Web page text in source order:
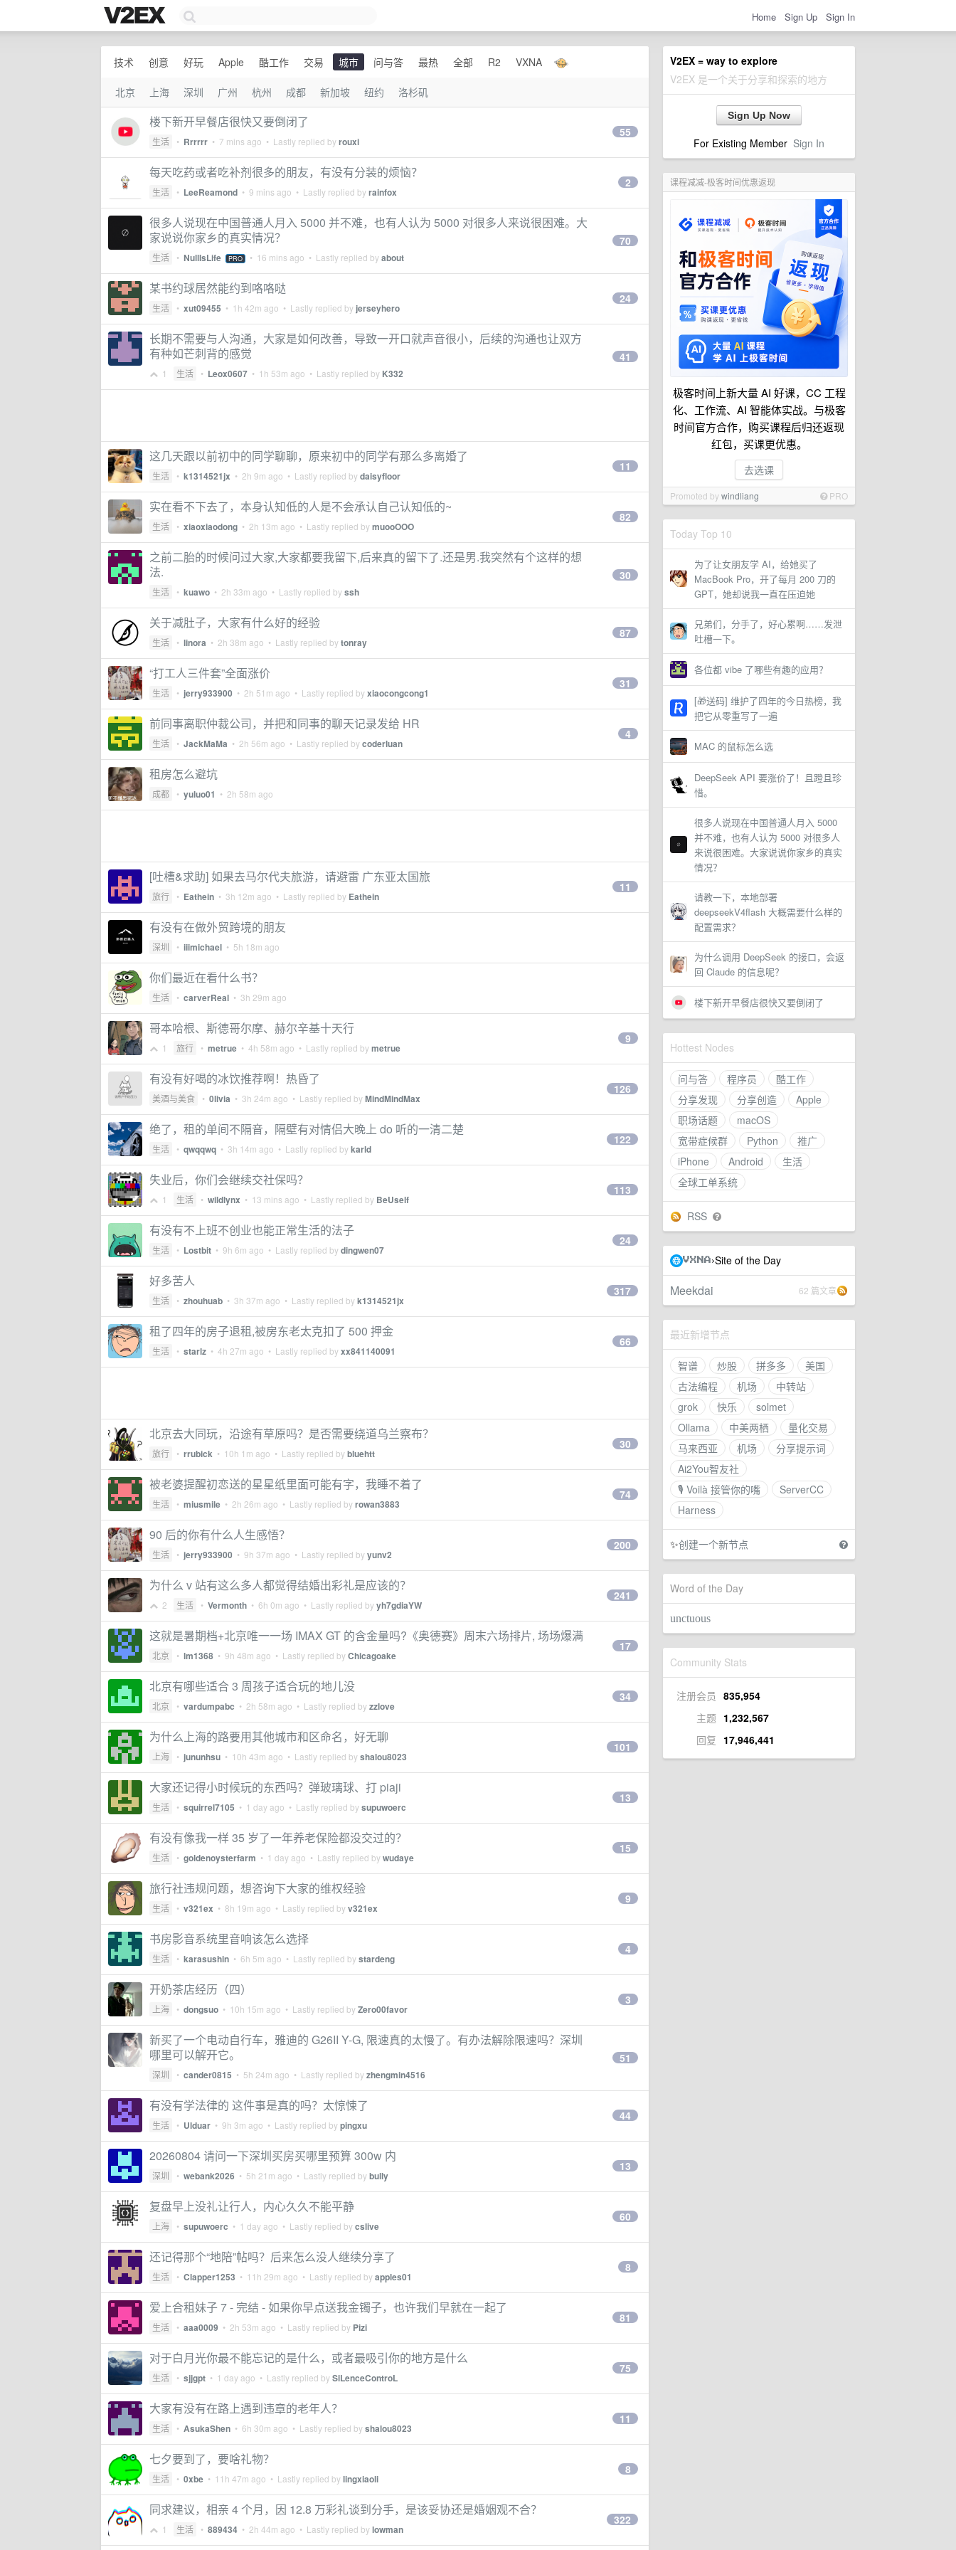
Home Sign Up Sign In
V2EX = way to explore
V2EX 是一个关于分享和探索的地方
Sign Up Now
For Existing Member Sign In
课程减减-极客时间优惠返现
极客时间上新大量 AI 好课，CC 工程
化、工作流、AI 智能体实战。与极客
时间官方合作，购买课程后归还返现
红包，买课更优惠。
去选课
Promoted bywindliang PRO
Today Top 10
为了让女朋友学 AI，给她买了
MacBook Pro，开了每月 200 刀的
GPT，她却说我一直在压迫她
兄弟们，分手了，好心累啊……发泄
吐槽一下。
各位都 vibe 了哪些有趣的应用？
[🎁送码] 维护了四年的今日热榜，我
把它从零重写了一遍
MAC 的鼠标怎么选
DeepSeek API 要涨价了！且蹬且珍
惜。
很多人说现在中国普通人月入 5000
并不难，也有人认为 5000 对很多人
来说很困难。大家说说你家乡的真实
情况？
请教一下，本地部署
deepseekV4flash 大概需要什么样的
配置需求？
为什么调用 DeepSeek 的接口，会返
回 Claude 的信息呢？
楼下新开早餐店很快又要倒闭了
Hottest Nodes
问与答 程序员
酷工作
分享发现
分享创造
Apple
职场话题
macOS
宽带症候群
Python
推广
iPhone
Android
生活
全球工单系统
RSS
VXNA ›Site of the Day
Meekdai 62 篇文章
最近新增节点
智谱 炒股 拼多多
美国
古法编程
机场
中转站
grok
快乐
solmet
Ollama
中美两栖
量化交易
马来西亚
机场
分享提示词
Ai2You智友社
🎙 Voilà 接管你的嘴
ServerCC
Harness
✨创建一个新节点
Word of the Day
unctuous
Community Stats
注册会员 835,954
主题 1,232,567
回复 17,946,441
技术 创意 好玩 Apple 酷工作 交易 城市 问与答 最热 全部 R2 VXNA
北京 上海 深圳 广州 杭州 成都 新加坡 纽约 洛杉矶
楼下新开早餐店很快又要倒闭了
生活 • Rrrrrr • 7 mins ago • Lastly replied byrouxi
55
每天吃药或者吃补剂很多的朋友，有没有分装的烦恼？
生活 • LeeReamond • 9 mins ago • Lastly replied byrainfox
2
很多人说现在中国普通人月入 5000 并不难，也有人认为 5000 对很多人来说很困难。大
家说说你家乡的真实情况？
生活 • NullIsLife PRO • 16 mins ago • Lastly replied byabout
70
某书约球居然能约到咯咯哒
生活 • xut09455 • 1h 42m ago • Lastly replied by jerseyhero
24
长期不需要与人沟通，大家是如何改善，导致一开口就声音很小，后续的沟通也让双方
有种如芒刺背的感觉
1 生活 • Leox0607 • 1h 53m ago • Lastly replied by K332
41
这几天跟以前初中的同学聊聊，原来初中的同学有那么多离婚了
生活 • k1314521jx • 2h 9m ago • Lastly replied bydaisyfloor
11
实在看不下去了，本身认知低的人是不会承认自己认知低的~
生活 • xiaoxiaodong • 2h 13m ago • Lastly replied bymuooOOO
82
之前二胎的时候问过大家,大家都要我留下,后来真的留下了.还是男.我突然有个这样的想
法.
生活 • kuawo • 2h 33m ago • Lastly replied byssh
30
关于减肚子，大家有什么好的经验
生活 • linora • 2h 38m ago • Lastly replied bytonray
87
“打工人三件套”全面涨价
生活 • jerry933900 • 2h 51m ago • Lastly replied byxiaocongcong1
31
前同事离职仲裁公司，并把和同事的聊天记录发给 HR
生活 • JackMaMa • 2h 56m ago • Lastly replied bycoderluan
4
租房怎么避坑
成都 • yuluo01 • 2h 58m ago
[吐槽&求助] 如果去马尔代夫旅游，请避雷 广东亚太国旅
旅行 • Eathein • 3h 12m ago • Lastly replied by Eathein
11
有没有在做外贸跨境的朋友
深圳 • iiimichael • 5h 18m ago
你们最近在看什么书？
生活 • carverReal • 3h 29m ago
哥本哈根、斯德哥尔摩、赫尔辛基十天行
1 旅行 • metrue • 4h 58m ago • Lastly replied bymetrue
9
有没有好喝的冰饮推荐啊！热昏了
美酒与美食 • 0livia • 3h 24m ago • Lastly replied byMindMindMax
126
绝了，租的单间不隔音，隔壁有对情侣大晚上 do 听的一清二楚
生活 • qwqqwq • 3h 14m ago • Lastly replied bykarld
122
失业后，你们会继续交社保吗？
1 生活 • wildlynx • 13 mins ago • Lastly replied by BeUself
113
有没有不上班不创业也能正常生活的法子
生活 • Lostbit • 9h 6m ago • Lastly replied bydingwen07
24
好多苦人
生活 • zhouhuab • 3h 37m ago • Lastly replied byk1314521jx
317
租了四年的房子退租,被房东老太克扣了 500 押金
生活 • starlz • 4h 27m ago • Lastly replied byxx841140091
66
北京去大同玩，沿途有草原吗？是否需要绕道乌兰察布？
旅行 • rrubick • 10h 1m ago • Lastly replied bybluehtt
30
被老婆提醒初恋送的星星纸里面可能有字，我睡不着了
生活 • miusmile • 2h 26m ago • Lastly replied byrowan3883
74
90 后的你有什么人生感悟？
生活 • jerry933900 • 9h 37m ago • Lastly replied byyunv2
200
为什么 v 站有这么多人都觉得结婚出彩礼是应该的？
2 生活 • Vermonth • 6h 0m ago • Lastly replied byyh7gdiaYW
241
这就是暑期档+北京唯一一场 IMAX GT 的含金量吗?《奥德赛》周末六场排片, 场场爆满
北京 • lm1368 • 9h 48m ago • Lastly replied byChicagoake
17
北京有哪些适合 3 周孩子适合玩的地儿没
北京 • vardumpabc • 2h 58m ago • Lastly replied byzzlove
34
为什么上海的路要用其他城市和区命名，好无聊
上海 • jununhsu • 10h 43m ago • Lastly replied byshalou8023
101
大家还记得小时候玩的东西吗？弹玻璃球、打 piaji
生活 • squirrel7105 • 1 day ago • Lastly replied bysupuwoerc
13
有没有像我一样 35 岁了一年养老保险都没交过的？
生活 • goldenoysterfarm • 1 day ago • Lastly replied bywudaye
15
旅行社违规问题，想咨询下大家的维权经验
生活 • v321ex • 8h 19m ago • Lastly replied byv321ex
9
书房影音系统里音响该怎么选择
生活 • karasushin • 6h 5m ago • Lastly replied bystardeng
4
开奶茶店经历（四）
上海 • dongsuo • 10h 15m ago • Lastly replied byZero00favor
3
新买了一个电动自行车，雅迪的 G26II Y-G, 限速真的太慢了。有办法解除限速吗？深圳
哪里可以解开它。
深圳 • cander0815 • 5h 24m ago • Lastly replied byzhengmin4516
51
有没有学法律的 这件事是真的吗？太惊悚了
生活 • Ulduar • 9h 3m ago • Lastly replied bypingxu
44
20260804 请问一下深圳买房买哪里预算 300w 内
深圳 • webank2026 • 5h 21m ago • Lastly replied bybully
13
复盘早上没礼让行人，内心久久不能平静
上海 • supuwoerc • 1 day ago • Lastly replied bycslive
60
还记得那个“地陪”帖吗？后来怎么没人继续分享了
生活 • Clapper1253 • 11h 29m ago • Lastly replied byapples01
8
爱上合租妹子 7 - 完结 - 如果你早点送我金镯子，也许我们早就在一起了
生活 • aaa0009 • 2h 53m ago • Lastly replied by Pizi
81
对于白月光你最不能忘记的是什么，或者最吸引你的地方是什么
生活 • sjjgpt • 1 day ago • Lastly replied bySiLenceControL
75
大家有没有在路上遇到违章的老年人？
生活 • AsukaShen • 6h 30m ago • Lastly replied byshalou8023
11
七夕要到了，要啥礼物？
生活 • 0xbe • 11h 47m ago • Lastly replied bylingxiaoli
8
同求建议，相亲 4 个月，因 12.8 万彩礼谈到分手，是该妥协还是婚姻观不合？
1 生活 • 889434 • 2h 44m ago • Lastly replied bylowman
322